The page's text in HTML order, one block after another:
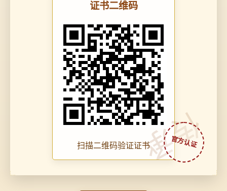
传承
证书二维码
扫描二维码验证证书